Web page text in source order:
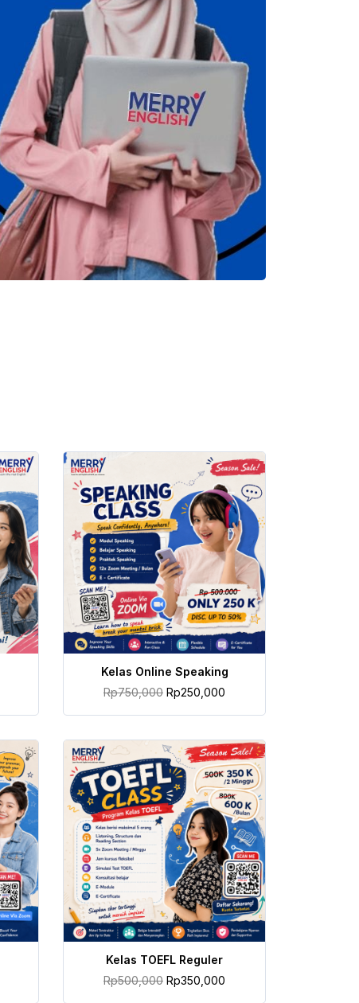
TAMBAH KE KERANJANG
Kelas Online Speaking
Rp750,000 Rp250,000
TAMBAH KE KERANJANG
Kelas TOEFL Reguler
Rp500,000 Rp350,000